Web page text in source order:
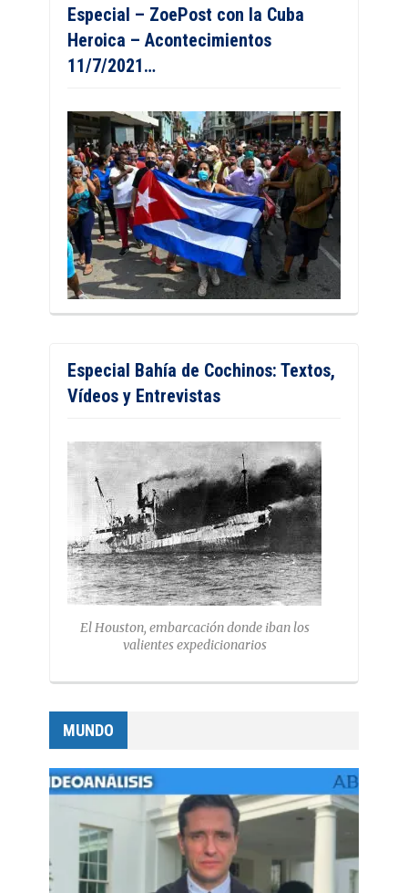
Especial – ZoePost con la Cuba
Heroica – Acontecimientos
11/7/2021…
Especial Bahía de Cochinos: Textos,
Vídeos y Entrevistas
El Houston, embarcación donde iban los
valientes expedicionarios
MUNDO